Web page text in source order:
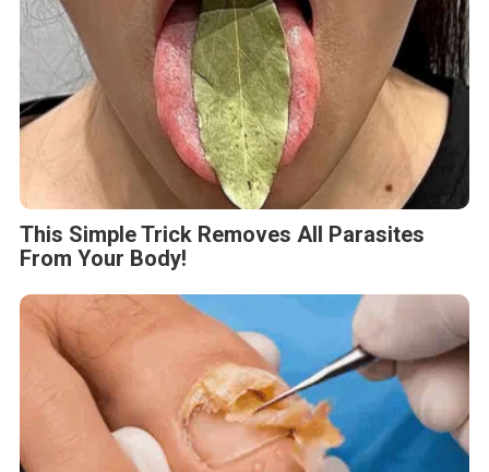
This Simple Trick Removes All Parasites
From Your Body!